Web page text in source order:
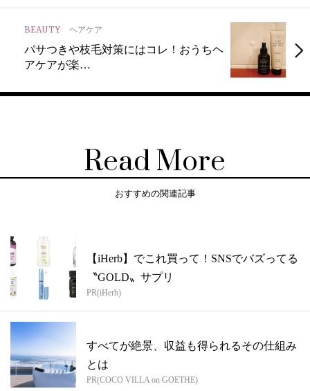
BEAUTY ヘアケア
パサつきや枝毛対策にはコレ！おうちヘ
アケアが楽…
Read More
おすすめの関連記事
【iHerb】でこれ買って！SNSでバズってる
〝GOLD〟サプリ
PR(iHerb)
すべてが絶景、収益も得られるその仕組み
とは
PR(COCO VILLA on GOETHE)